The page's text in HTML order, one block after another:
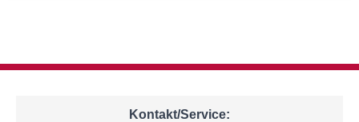
Kontakt/Service: